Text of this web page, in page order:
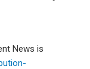
News is